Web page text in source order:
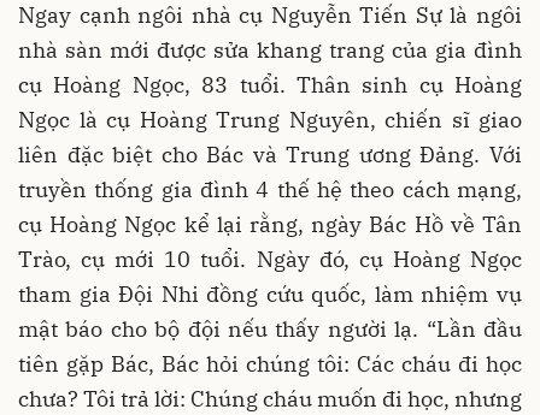
Ngay cạnh ngôi nhà cụ Nguyễn Tiến Sự là ngôi
nhà sàn mới được sửa khang trang của gia đình
cụ Hoàng Ngọc, 83 tuổi. Thân sinh cụ Hoàng
Ngọc là cụ Hoàng Trung Nguyên, chiến sĩ giao
liên đặc biệt cho Bác và Trung ương Đảng. Với
truyền thống gia đình 4 thế hệ theo cách mạng,
cụ Hoàng Ngọc kể lại rằng, ngày Bác Hồ về Tân
Trào, cụ mới 10 tuổi. Ngày đó, cụ Hoàng Ngọc
tham gia Đội Nhi đồng cứu quốc, làm nhiệm vụ
mật báo cho bộ đội nếu thấy người lạ. “Lần đầu
tiên gặp Bác, Bác hỏi chúng tôi: Các cháu đi học
chưa? Tôi trả lời: Chúng cháu muốn đi học, nhưng